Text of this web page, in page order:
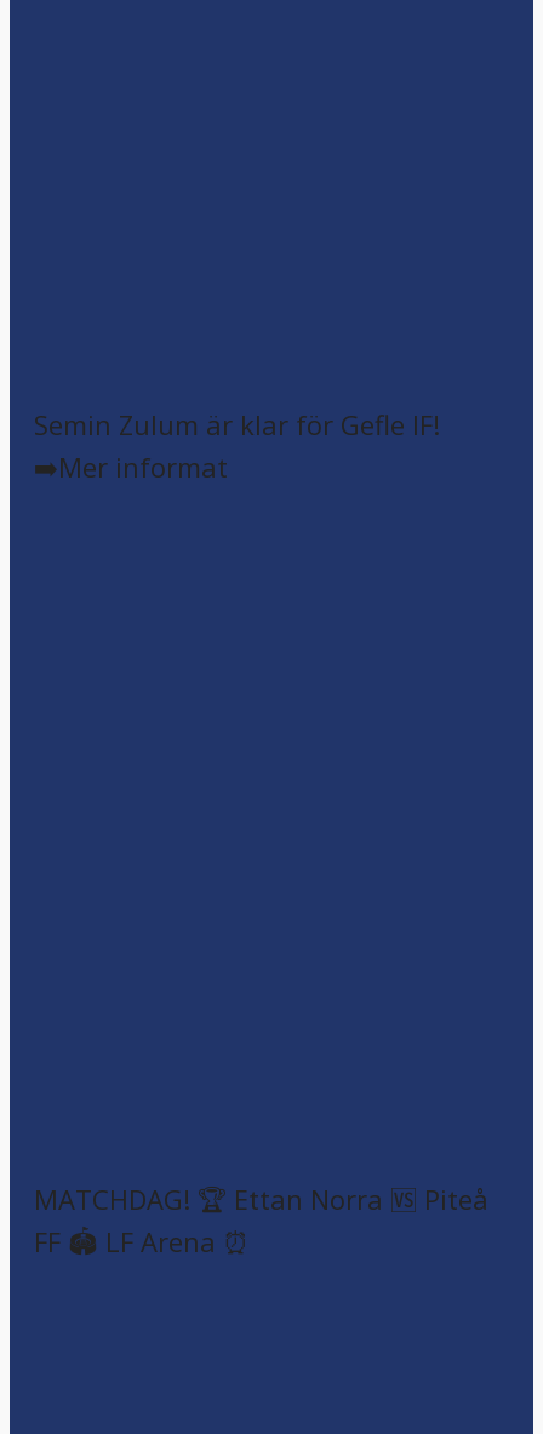
Semin Zulum är klar för Gefle IF!
➡️Mer informat
MATCHDAG! 🏆 Ettan Norra 🆚 Piteå
FF 🏟️ LF Arena ⏰